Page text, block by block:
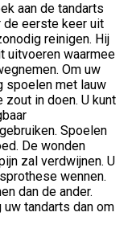
aan de tandarts
de eerste keer uit
reinigen. Hij
uitvoeren waarmee
Om uw
spoelen met lauw
zout in doen. U kunt
Spoelen
De wonden
zal verdwijnen. U
wennen.
dan de ander.
tandarts dan om